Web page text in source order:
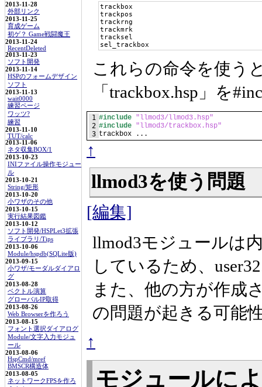
2013-11-28
外部リンク
2013-11-25
育成ゲーム
初ゲ？ Game戦闘魔王
2013-11-24
RecentDeleted
2013-11-23
ソフト開発
2013-11-14
HSPのフォームデザイン
ソフト
2013-11-13
wait0000
練習ページ
ワッツ?
練習
2013-11-10
TUT/calc
2013-11-06
ネタ収集BOX/1
2013-10-23
INIファイル操作モジュー
ル
2013-10-21
String/矩形
2013-10-20
小ワザのその他
2013-10-15
実行結果図鑑
2013-10-12
ソフト開発/HSPLet3拡張
ライブラリ/Tips
2013-10-06
Module/hspdb(SQLite版)
2013-09-15
小ワザ/モーダルダイアロ
グ
2013-08-28
ベクトル演算
グローバルIP取得
2013-08-26
Web Browserを作ろう
2013-08-15
フォント選択ダイアログ
Module/文字入力モジュ
ール
2013-08-06
HspCmd/mref
BMSCR構造体
2013-08-05
ネットワークFPSを作ろ
trackbox
trackpos
trackrng
trackmrk
tracksel
sel_trackbox
これらの命令を使う
「trackbox.hsp」を
1
2
3
#include "llmod3/llmod3.hsp"
#include "llmod3/trackbox.hsp"
trackbox ...
↑
llmod3を使う問題
[編集]
llmod3モジュールは
しているため、
また、他の方が作成
の問題が起きる可能
↑
モジュールに